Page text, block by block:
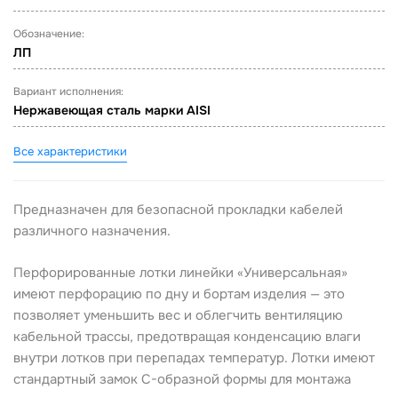
Обозначение:
ЛП
Вариант исполнения:
Нержавеющая сталь марки AISI
Все характеристики
Предназначен для безопасной прокладки кабелей
различного назначения.
Перфорированные лотки линейки «Универсальная»
имеют перфорацию по дну и бортам изделия — это
позволяет уменьшить вес и облегчить вентиляцию
кабельной трассы, предотвращая конденсацию влаги
внутри лотков при перепадах температур. Лотки имеют
стандартный замок С-образной формы для монтажа